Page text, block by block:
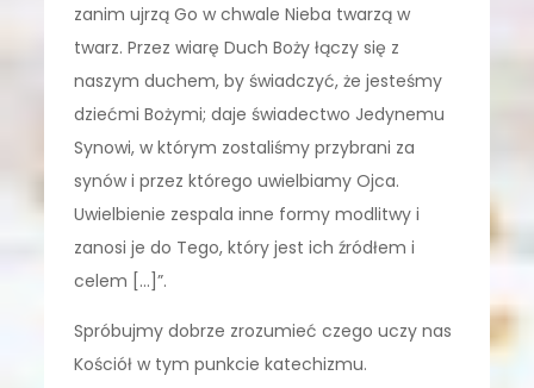
zanim ujrzą Go w chwale Nieba twarzą w
twarz. Przez wiarę Duch Boży łączy się z
naszym duchem, by świadczyć, że jesteśmy
dziećmi Bożymi; daje świadectwo Jedynemu
Synowi, w którym zostaliśmy przybrani za
synów i przez którego uwielbiamy Ojca.
Uwielbienie zespala inne formy modlitwy i
zanosi je do Tego, który jest ich źródłem i
celem […]”.
Spróbujmy dobrze zrozumieć czego uczy nas
Kościół w tym punkcie katechizmu.